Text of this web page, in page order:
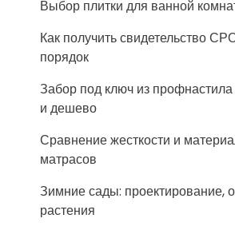
Выбор плитки для ванной
Как получить свидетельство
порядок
Забор под ключ из
и дешево
Сравнение жесткости и
матрасов
Зимние сады: проектирование,
растения